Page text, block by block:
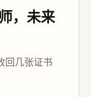
，未来
回几张证书